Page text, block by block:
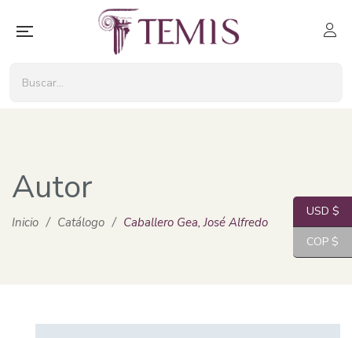
Autor
Inicio / Catálogo / Caballero Gea, José Alfredo
USD $
COP $